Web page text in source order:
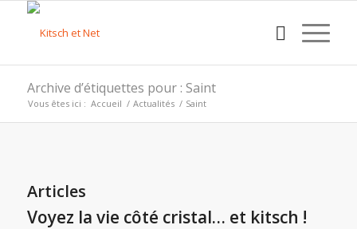
Archive d’étiquettes pour : Saint
Vous êtes ici : Accueil / Actualités / Saint
Articles
Voyez la vie côté cristal… et kitsch !